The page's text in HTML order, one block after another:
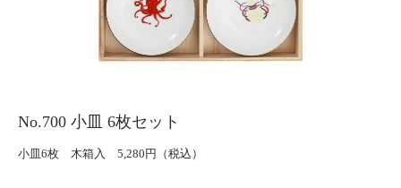
No.700 小皿 6枚セット
小皿6枚 木箱入 5,280円（税込）